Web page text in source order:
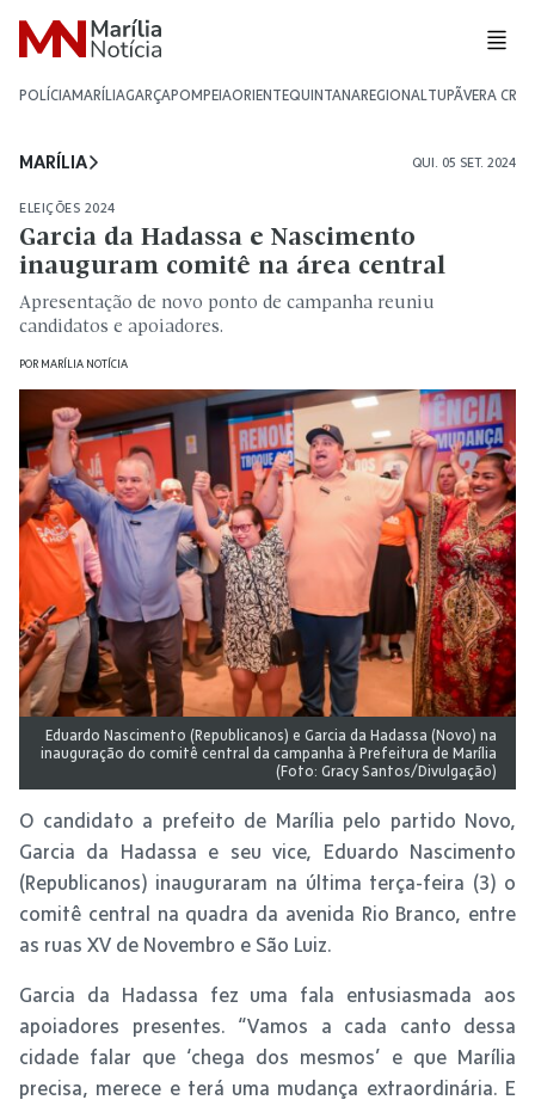
POLÍCIAMARÍLIAGARÇAPOMPEIAORIENTEQUINTANAREGIONALTUPÃVERA CRUZ
MARÍLIA QUI. 05 SET. 2024
ELEIÇÕES 2024
Garcia da Hadassa e Nascimento
inauguram comitê na área central
Apresentação de novo ponto de campanha reuniu
candidatos e apoiadores.
POR MARÍLIA NOTÍCIA
Eduardo Nascimento (Republicanos) e Garcia da Hadassa (Novo) na
inauguração do comitê central da campanha à Prefeitura de Marília
(Foto: Gracy Santos/Divulgação)
O candidato a prefeito de Marília pelo partido Novo,
Garcia da Hadassa e seu vice, Eduardo Nascimento
(Republicanos) inauguraram na última terça-feira (3) o
comitê central na quadra da avenida Rio Branco, entre
as ruas XV de Novembro e São Luiz.
Garcia da Hadassa fez uma fala entusiasmada aos
apoiadores presentes. “Vamos a cada canto dessa
cidade falar que ‘chega dos mesmos’ e que Marília
precisa, merece e terá uma mudança extraordinária. E